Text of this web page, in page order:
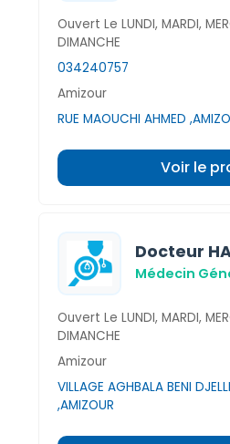
Ouvert Le LUNDI, MARDI,
DIMANCHE
034240757
Amizour
RUE MAOUCHI AHMED
Voir le
Docteur
Médecin
Ouvert Le LUNDI, MARDI,
DIMANCHE
Amizour
VILLAGE AGHBALA BENI
,AMIZOUR